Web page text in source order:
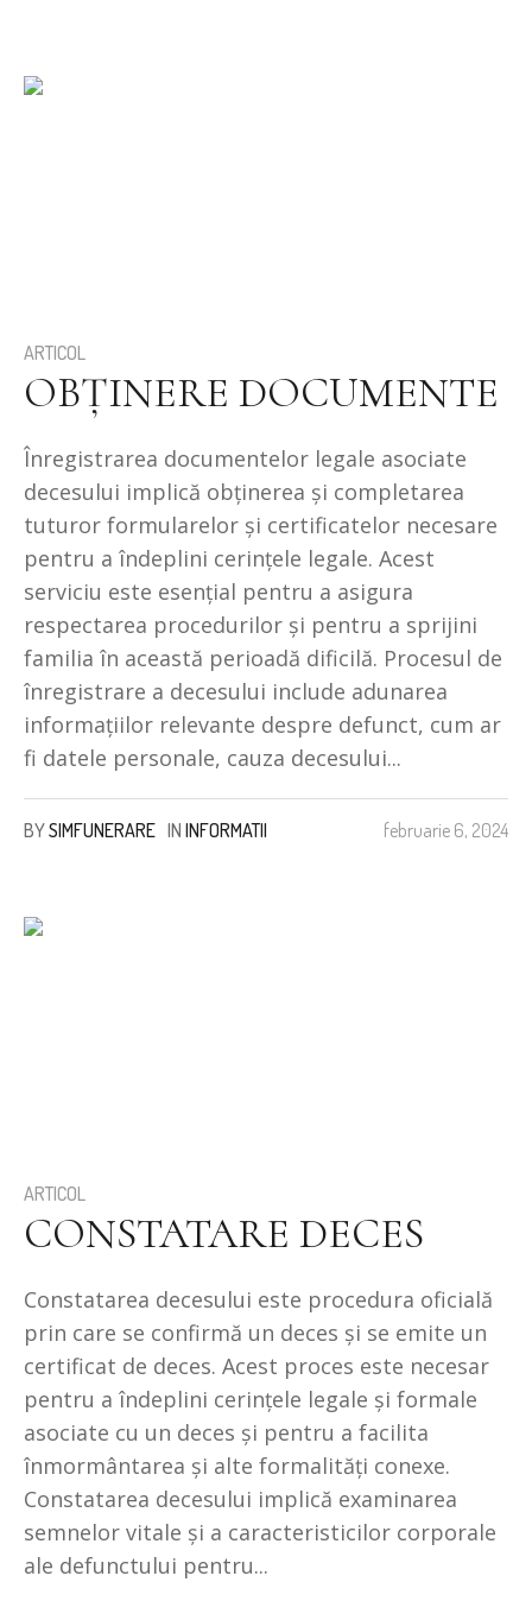
ARTICOL
OBŢINERE DOCUMENTE
Înregistrarea documentelor legale asociate
decesului implică obținerea și completarea
tuturor formularelor și certificatelor necesare
pentru a îndeplini cerințele legale. Acest
serviciu este esențial pentru a asigura
respectarea procedurilor și pentru a sprijini
familia în această perioadă dificilă. Procesul de
înregistrare a decesului include adunarea
informațiilor relevante despre defunct, cum ar
fi datele personale, cauza decesului...
februarie 6, 2024
BYSIMFUNERARE IN INFORMATII
ARTICOL
CONSTATARE DECES
Constatarea decesului este procedura oficială
prin care se confirmă un deces și se emite un
certificat de deces. Acest proces este necesar
pentru a îndeplini cerințele legale și formale
asociate cu un deces și pentru a facilita
înmormântarea și alte formalități conexe.
Constatarea decesului implică examinarea
semnelor vitale și a caracteristicilor corporale
ale defunctului pentru...